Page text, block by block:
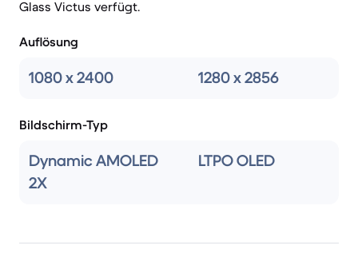
Glass Victus verfügt.
Auflösung
1080 x 2400 1280 x 2856
Bildschirm-Typ
Dynamic AMOLED
2X
LTPO OLED